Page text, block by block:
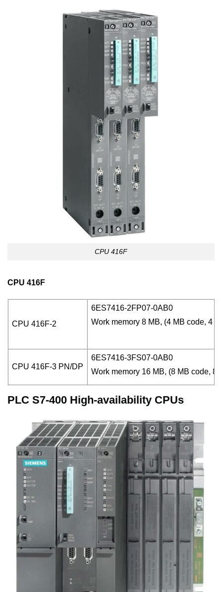
CPU 416F
CPU 416F
CPU 416F-2
6ES7416-2FP07-0AB0
Work memory 8 MB, (4 MB code, 4
CPU 416F-3 PN/DP
6ES7416-3FS07-0AB0
Work memory 16 MB, (8 MB code, 8
PLC S7-400 High-availability CPUs